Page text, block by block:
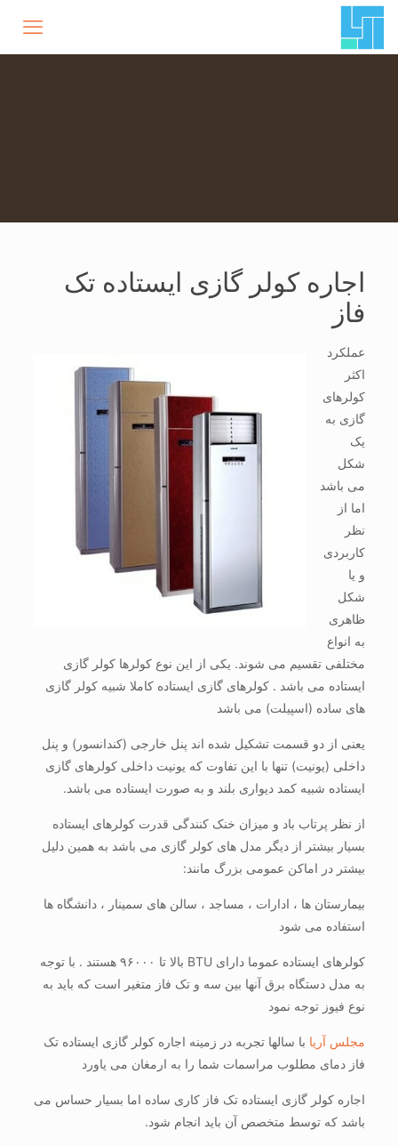
اجاره کولر گازی ایستاده تک
فاز
عملکرد
اکثر
کولرهای
گازی به
یک
شکل
می باشد
اما از
نظر
کاربردی
و یا
شکل
ظاهری
به انواع
مختلفی تقسیم می شوند. یکی از این نوع کولرها کولر گازی
ایستاده می باشد . کولرهای گازی ایستاده کاملا شبیه کولر گازی
های ساده (اسپیلت) می باشد
یعنی از دو قسمت تشکیل شده اند پنل خارجی (کندانسور) و پنل
داخلی (یونیت) تنها با این تفاوت که یونیت داخلی کولرهای گازی
ایستاده شبیه کمد دیواری بلند و به صورت ایستاده می باشد.
از نظر پرتاب باد و میزان خنک کنندگی قدرت کولرهای ایستاده
بسیار بیشتر از دیگر مدل های کولر گازی می باشد به همین دلیل
بیشتر در اماکن عمومی بزرگ مانند:
بیمارستان ها ، ادارات ، مساجد ، سالن های سمینار ، دانشگاه ها
استفاده می شود
کولرهای ایستاده عموما دارای BTU بالا تا ۹۶۰۰۰ هستند . با توجه
به مدل دستگاه برق آنها بین سه و تک فاز متغیر است که باید به
نوع فیوز توجه نمود
مجلس آریا با سالها تجربه در زمینه اجاره کولر گازی ایستاده تک
فاز دمای مطلوب مراسمات شما را به ارمغان می یاورد
اجاره کولر گازی ایستاده تک فاز کاری ساده اما بسیار حساس می
باشد که توسط متخصص آن باید انجام شود.